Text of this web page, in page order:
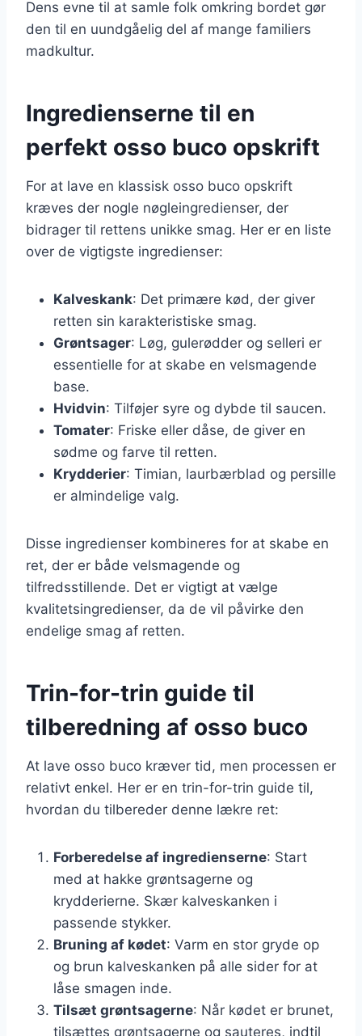
Dens evne til at samle folk omkring bordet gør
den til en uundgåelig del af mange familiers
madkultur.
Ingredienserne til en
perfekt osso buco opskrift
For at lave en klassisk osso buco opskrift
kræves der nogle nøgleingredienser, der
bidrager til rettens unikke smag. Her er en liste
over de vigtigste ingredienser:
Kalveskank: Det primære kød, der giver
retten sin karakteristiske smag.
Grøntsager: Løg, gulerødder og selleri er
essentielle for at skabe en velsmagende
base.
Hvidvin: Tilføjer syre og dybde til saucen.
Tomater: Friske eller dåse, de giver en
sødme og farve til retten.
Krydderier: Timian, laurbærblad og persille
er almindelige valg.
Disse ingredienser kombineres for at skabe en
ret, der er både velsmagende og
tilfredsstillende. Det er vigtigt at vælge
kvalitetsingredienser, da de vil påvirke den
endelige smag af retten.
Trin-for-trin guide til
tilberedning af osso buco
At lave osso buco kræver tid, men processen er
relativt enkel. Her er en trin-for-trin guide til,
hvordan du tilbereder denne lækre ret:
Forberedelse af ingredienserne: Start
med at hakke grøntsagerne og
krydderierne. Skær kalveskanken i
passende stykker.
Bruning af kødet: Varm en stor gryde op
og brun kalveskanken på alle sider for at
låse smagen inde.
Tilsæt grøntsagerne: Når kødet er brunet,
tilsættes grøntsagerne og sauteres, indtil